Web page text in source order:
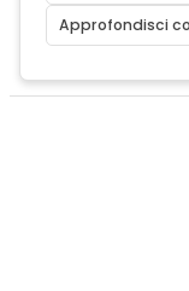
Approfondisci